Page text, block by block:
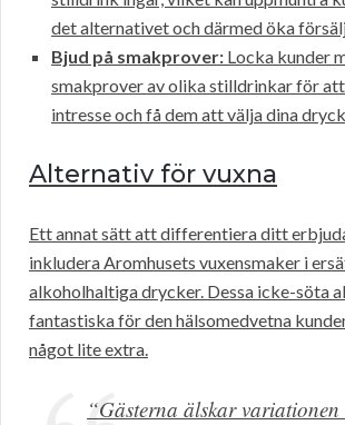
det alternativet och därmed öka
Bjud på smakprover: Locka kunder
smakprover av olika stilldrinkar för
intresse och få dem att välja dina
Alternativ för vuxna
Ett annat sätt att differentiera ditt
inkludera Aromhusets vuxensmaker i
alkoholhaltiga drycker. Dessa icke-söta
fantastiska för den hälsomedvetna
något lite extra.
“Gästerna älskar variationen